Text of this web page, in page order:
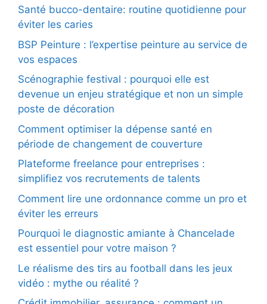
Santé bucco-dentaire: routine quotidienne pour
éviter les caries
BSP Peinture : l’expertise peinture au service de
vos espaces
Scénographie festival : pourquoi elle est
devenue un enjeu stratégique et non un simple
poste de décoration
Comment optimiser la dépense santé en
période de changement de couverture
Plateforme freelance pour entreprises :
simplifiez vos recrutements de talents
Comment lire une ordonnance comme un pro et
éviter les erreurs
Pourquoi le diagnostic amiante à Chancelade
est essentiel pour votre maison ?
Le réalisme des tirs au football dans les jeux
vidéo : mythe ou réalité ?